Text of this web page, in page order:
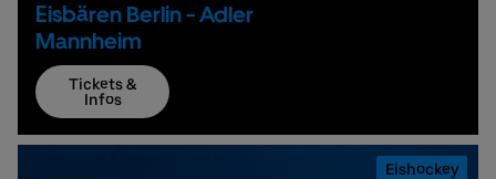
Eisbären Berlin - Adler
Mannheim
Tickets &
Infos
Eishockey